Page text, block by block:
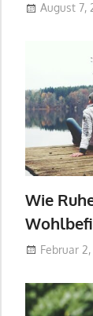
August 7,
Wie
Februar